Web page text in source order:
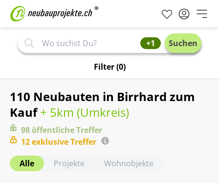
+1 Suchen
Filter(0)
110 Neubauten in Birrhard zum
Kauf+ 5km (Umkreis)
98öffentlicheTreffer
12exklusiveTreffer
Alle
Projekte Wohnobjekte